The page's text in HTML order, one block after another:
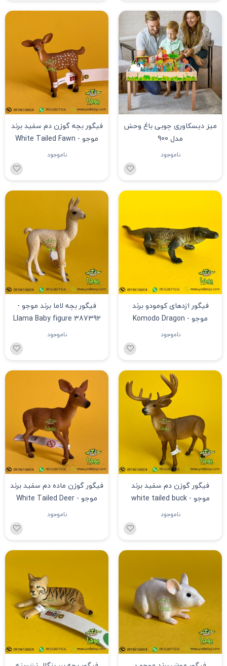
میز دیسکاوری چوبی باغ وحش
مدل 900
ناموجود
فیگور بچه گوزن دم سفید برند
موجو - White Tailed Fawn
figure 387036
ناموجود
فیگور اژدهای کومودو برند
موجو - Komodo Dragon
figure 381011
ناموجود
فیگور بچه لاما برند موجو -
Llama Baby figure 387392
ناموجود
فیگور گوزن دم سفید برند
موجو - white tailed buck
figure 387038
ناموجود
فیگور گوزن ماده دم سفید برند
موجو - White Tailed Deer
Doe figure
ناموجود